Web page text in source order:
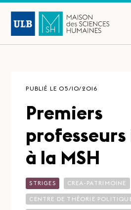
PUBLIÉ LE 05/10/2016
Premiers
à la MSH
STRIGES CREA-PATRIMOINE
CENTRE DE THÉORIE